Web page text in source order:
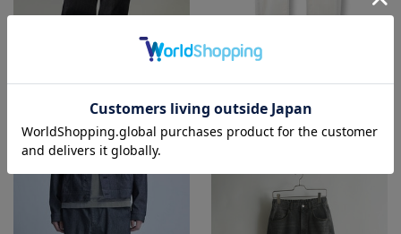
レッチ・ハンドウォッシャブル・通気
【YANUK/ヤヌーク】別注 Resort
Jeans
¥30,800